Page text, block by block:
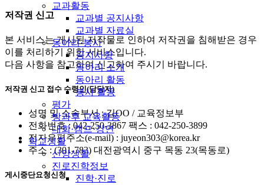
교과활동
교과별 공지사항
교과별 자료실
동아리·봉사
공지사항
동아리 소개
동아리 활동
봉사 활동
평가
방과후 교육활동
대회·캠프·강연
학교생활
신앙생활
진로진학정보
진학·진로
저작권 신고
본 서비스는 게시된 저작물로 인하여 저작권을 침해받은 경우
이를 처리하기 위한 서비스입니다.
다음 사항을 참고하여 신고하여 주시기 바랍니다.
저작권 신고 접수 수령인(담당자)
성명 및 소속부서 : 김OO / 교육정보부
전화번호 : 042-250-3867 팩스 : 042-250-3899
전자우편주소(e-mail) : juyeon303@korea.kr
주소 : (301-783) 대전광역시 중구 목동 23(목동로)
게시중단요청신청